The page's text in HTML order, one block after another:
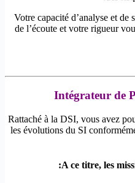
Votre capacité d’analyse et de
de l’écoute et votre rigueur
Intégrateur de
Rattaché à la DSI, vous avez
les évolutions du SI
A ce titre, les